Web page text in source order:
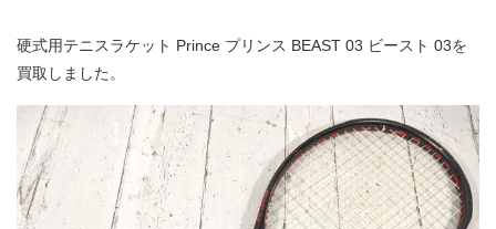
硬式用テニスラケット Prince プリンス BEAST 03 ビースト 03を
買取しました。